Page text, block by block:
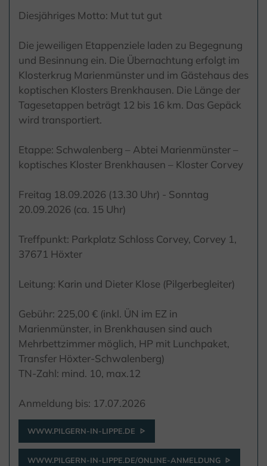
Diesjähriges Motto: Mut tut gut
Die jeweiligen Etappenziele laden zu Begegnung
und Besinnung ein. Die Übernachtung erfolgt im
Klosterkrug Marienmünster und im Gästehaus des
koptischen Klosters Brenkhausen. Die Länge der
Tagesetappen beträgt 12 bis 16 km. Das Gepäck
wird transportiert.
Etappe: Schwalenberg – Abtei Marienmünster –
koptisches Kloster Brenkhausen – Kloster Corvey
Freitag 18.09.2026 (13.30 Uhr) - Sonntag
20.09.2026 (ca. 15 Uhr)
Treffpunkt: Parkplatz Schloss Corvey, Corvey 1,
37671 Höxter
Leitung: Karin und Dieter Klose (Pilgerbegleiter)
Gebühr: 225,00 € (inkl. ÜN im EZ in
Marienmünster, in Brenkhausen sind auch
Mehrbettzimmer möglich, HP mit Lunchpaket,
Transfer Höxter-Schwalenberg)
TN-Zahl: mind. 10, max.12
Anmeldung bis: 17.07.2026
WWW.PILGERN-IN-LIPPE.DE
WWW.PILGERN-IN-LIPPE.DE/ONLINE-ANMELDUNG